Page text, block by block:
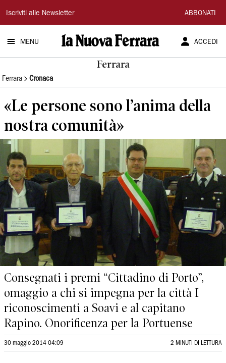
La
Nuova
Ferrara
Iscriviti alle Newsletter ABBONATI
MENU ACCEDI
Ferrara
Ferrara Cronaca
«Le persone sono l’anima della
nostra comunità»
Consegnati i premi “Cittadino di Porto”,
omaggio a chi si impegna per la città I
riconoscimenti a Soavi e al capitano
Rapino. Onorificenza per la Portuense
30 maggio 2014 04:09 2 MINUTI DI LETTURA